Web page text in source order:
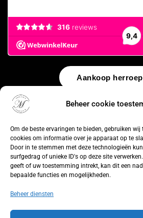
Beheer cookie
Om de beste ervaringen te bieden, gebruiken
cookies om informatie over je apparaat op te
Door in te stemmen met deze technologieën
surfgedrag of unieke ID's op deze site
geeft of uw toestemming intrekt, kan dit een
bepaalde functies en mogelijkheden.
Beheer diensten
Aankoop
© 2026 by WebUnlimited–Algemene